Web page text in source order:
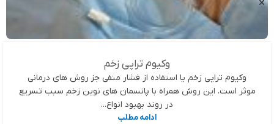
وکیوم تراپی زخم
وکیوم تراپی زخم یا استفاده از فشار منفی جز روش های درمانی
موثر است. این روش همراه با پانسمان های نوین زخم سبب تسریع
در روند بهبود انواع...
ادامه مطلب